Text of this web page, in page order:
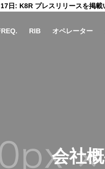
日: K8R プレスリリースを掲載
RIB オペレーター
会社